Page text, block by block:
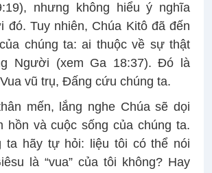
nhưng không hiểu ý nghĩa
đó. Tuy nhiên, Chúa Kitô đã đến
chúng ta: ai thuộc về sự thật
Người (xem Ga 18:37). Đó là
vũ trụ, Đấng cứu chúng ta.
mến, lắng nghe Chúa sẽ dọi
hồn và cuộc sống của chúng ta.
ta hãy tự hỏi: liệu tôi có thể nói
là “vua” của tôi không? Hay